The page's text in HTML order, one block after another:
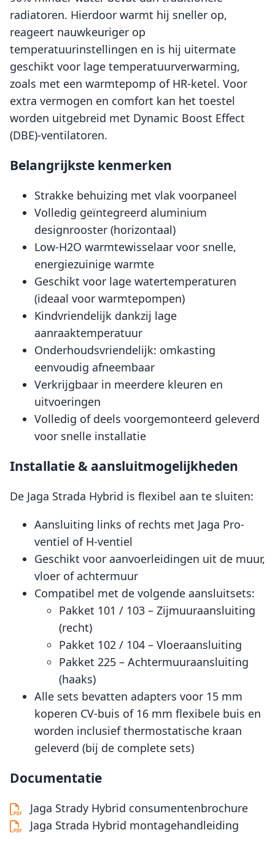
radiatoren. Hierdoor warmt hij sneller op,
reageert nauwkeuriger op
temperatuurinstellingen en is hij uitermate
geschikt voor lage temperatuurverwarming,
zoals met een warmtepomp of HR-ketel. Voor
extra vermogen en comfort kan het toestel
worden uitgebreid met Dynamic Boost Effect
(DBE)-ventilatoren.
Belangrijkste kenmerken
Strakke behuizing met vlak voorpaneel
Volledig geïntegreerd aluminium
designrooster (horizontaal)
Low-H2O warmtewisselaar voor snelle,
energiezuinige warmte
Geschikt voor lage watertemperaturen
(ideaal voor warmtepompen)
Kindvriendelijk dankzij lage
aanraaktemperatuur
Onderhoudsvriendelijk: omkasting
eenvoudig afneembaar
Verkrijgbaar in meerdere kleuren en
uitvoeringen
Volledig of deels voorgemonteerd geleverd
voor snelle installatie
Installatie & aansluitmogelijkheden
De Jaga Strada Hybrid is flexibel aan te sluiten:
Aansluiting links of rechts met Jaga Pro-
ventiel of H-ventiel
Geschikt voor aanvoerleidingen uit de muur,
vloer of achtermuur
Compatibel met de volgende aansluitsets:
Pakket 101 / 103 – Zijmuuraansluiting
(recht)
Pakket 102 / 104 – Vloeraansluiting
Pakket 225 – Achtermuuraansluiting
(haaks)
Alle sets bevatten adapters voor 15 mm
koperen CV-buis of 16 mm flexibele buis en
worden inclusief thermostatische kraan
geleverd (bij de complete sets)
Documentatie
Jaga Strady Hybrid consumentenbrochure
Jaga Strada Hybrid montagehandleiding